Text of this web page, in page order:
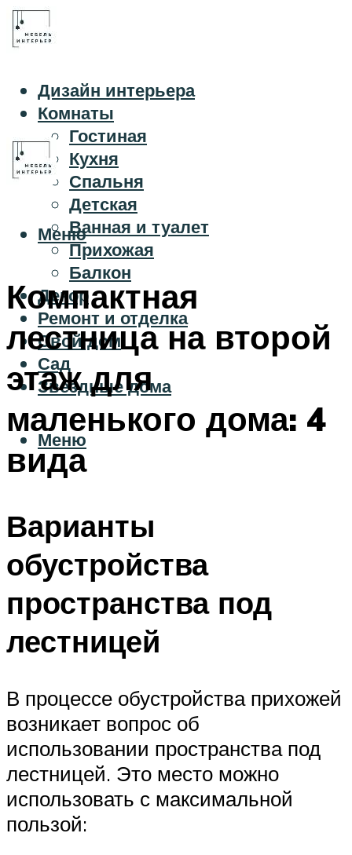
Дизайн интерьера
Комнаты
Гостиная
Кухня
Спальня
Детская
Ванная и туалет
Прихожая
Балкон
Декор
Ремонт и отделка
Свой дом
Сад
Звездные дома
Меню
Меню
Компактная
лестница на второй
этаж для
маленького дома: 4
вида
Варианты
обустройства
пространства под
лестницей
В процессе обустройства прихожей
возникает вопрос об
использовании пространства под
лестницей. Это место можно
использовать с максимальной
пользой: